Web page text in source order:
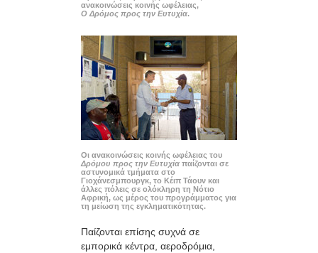
ανακοινώσεις κοινής ωφέλειας,
Ο Δρόμος προς την Ευτυχία.
Οι ανακοινώσεις κοινής ωφέλειας του
Δρόμου προς την Ευτυχία παίζονται σε
αστυνομικά τμήματα στο
Γιοχάνεσμπουργκ, το Κέιπ Τάουν και
άλλες πόλεις σε ολόκληρη τη Νότιο
Αφρική, ως μέρος του προγράμματος για
τη μείωση της εγκληματικότητας.
Παίζονται επίσης συχνά σε
εμπορικά κέντρα, αεροδρόμια,